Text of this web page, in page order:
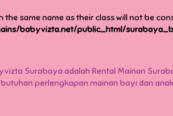
the same name as their class will not be
babyvizta.net/public_html/